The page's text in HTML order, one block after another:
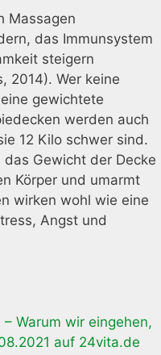
Massagen
das Immunsystem
steigern
2014). Wer keine
gewichtete
werden auch
12 Kilo schwer sind.
Gewicht der Decke
Körper und umarmt
wirken wohl wie eine
Angst und
Warum wir eingehen,
auf 24vita.de